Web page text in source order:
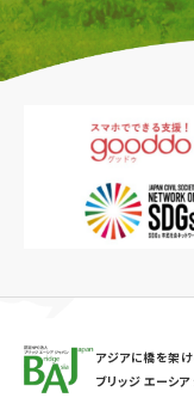
アジアに橋を架
ブリッジ エーシ